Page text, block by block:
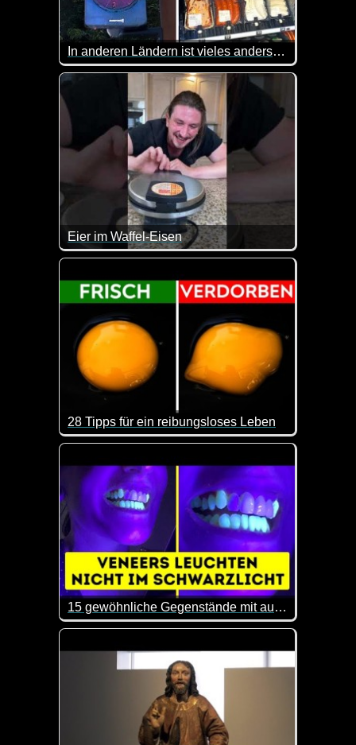
In anderen Ländern ist vieles anders, sieh selbst
Andere Länder, andere Sitten. Diesen Satz
Eier im Waffel-Eisen
Solltest du mal was Neues mit Eiern
28 Tipps für ein reibungsloses Leben
Das sind doch mal wieder ein paar interessante
15 gewöhnliche Gegenstände mit außergewöhnlichen Eigenschaften
Hier erhältst du mal wieder ein paar interessante